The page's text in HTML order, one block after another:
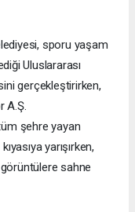
sporu yaşam
Uluslararası
gerçekleştirirken,
A.Ş.
şehre yayan
yarışırken,
sahne